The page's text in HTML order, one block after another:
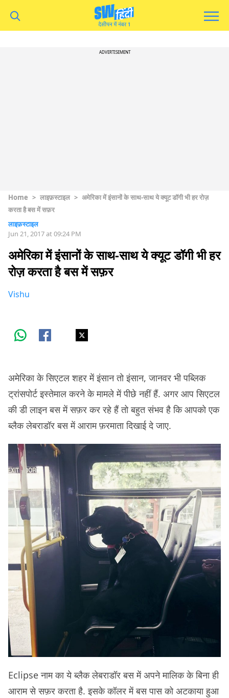
ADVERTISEMENT
Home > लाइफ़स्टाइल > अमेरिका में इंसानों के साथ-साथ ये क्यूट डॉगी भी हर रोज़
करता है बस में सफ़र
लाइफ़स्टाइल
Jun 21, 2017 at 09:24 PM
अमेरिका में इंसानों के साथ-साथ ये क्यूट डॉगी भी हर
रोज़ करता है बस में सफ़र
Vishu
अमेरिका के सिएटल शहर में इंसान तो इंसान, जानवर भी पब्लिक
ट्रांसपोर्ट इस्तेमाल करने के मामले में पीछे नहीं हैं. अगर आप सिएटल
की डी लाइन बस में सफ़र कर रहे हैं तो बहुत संभव है कि आपको एक
ब्लैक लेबराडॉर बस में आराम फ़रमाता दिखाई दे जाए.
Eclipse नाम का ये ब्लैक लेबराडॉर बस में अपने मालिक के बिना ही
आराम से सफ़र करता है. इसके कॉलर में बस पास को अटकाया हुआ